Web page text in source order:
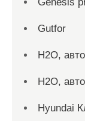
Gutfor
H2O,
H2O,
Hyundai